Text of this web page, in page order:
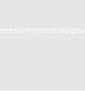
linhacatálogos